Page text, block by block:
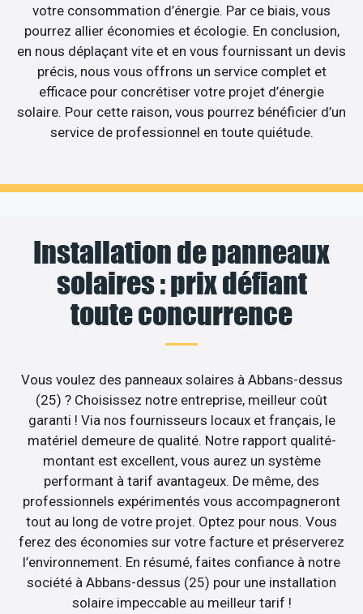
votre consommation d’énergie. Par ce biais, vous
pourrez allier économies et écologie. En conclusion,
en nous déplaçant vite et en vous fournissant un devis
précis, nous vous offrons un service complet et
efficace pour concrétiser votre projet d’énergie
solaire. Pour cette raison, vous pourrez bénéficier d’un
service de professionnel en toute quiétude.
Installation de panneaux
solaires : prix défiant
toute concurrence
Vous voulez des panneaux solaires à Abbans-dessus
(25) ? Choisissez notre entreprise, meilleur coût
garanti ! Via nos fournisseurs locaux et français, le
matériel demeure de qualité. Notre rapport qualité-
montant est excellent, vous aurez un système
performant à tarif avantageux. De même, des
professionnels expérimentés vous accompagneront
tout au long de votre projet. Optez pour nous. Vous
ferez des économies sur votre facture et préserverez
l’environnement. En résumé, faites confiance à notre
société à Abbans-dessus (25) pour une installation
solaire impeccable au meilleur tarif !